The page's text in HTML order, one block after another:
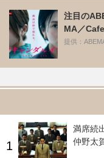
注目の
MA／Cafe
提供：
満席続
仲野太